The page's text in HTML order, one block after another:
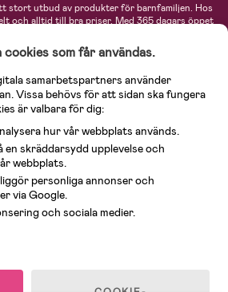
stort utbud av produkter för barnfamiljen. Hos
och alltid till bra priser. Med 365 dagars öppet
du barnvagnar, bilstolar, kläder för barn och
massor av inspirerande inredning, leksaker,
Cosi, Baby Jogger, BabyBjörn, Didriksons,
Neonate, Cybex, LEGO och många fler.
i Nordens största barn- och babybutik på nätet!
AB. Alla rättigheter reserverade.
som får användas.
samarbetspartners använder
Vissa behövs för att sidan ska fungera
är valbara för dig:
hur vår webbplats används.
skräddarsydd upplevelse och
webbplats.
personliga annonser och
via Google.
och sociala medier.